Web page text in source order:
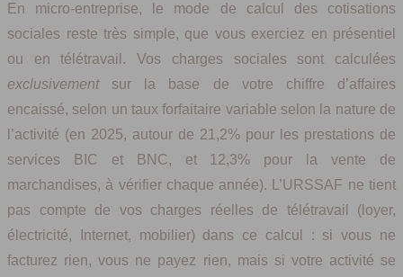
En micro-entreprise, le mode de calcul des cotisations
sociales reste très simple, que vous exerciez en présentiel
ou en télétravail. Vos charges sociales sont calculées
exclusivementsur la base de votre chiffre d’affaires
encaissé, selon un taux forfaitaire variable selon la nature de
l’activité (en 2025, autour de 21,2% pour les prestations de
services BIC et BNC, et 12,3% pour la vente de
marchandises, à vérifier chaque année). L’URSSAF ne tient
pas compte de vos charges réelles de télétravail (loyer,
électricité, Internet, mobilier) dans ce calcul : si vous ne
facturez rien, vous ne payez rien, mais si votre activité se